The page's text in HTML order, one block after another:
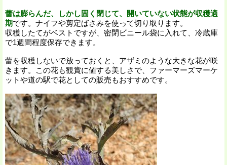
蕾は膨らんだ、しかし固く閉じて、開いていない状態が収穫適
期です。ナイフや剪定ばさみを使って切り取ります。
収穫したてがベストですが、密閉ビニール袋に入れて、冷蔵庫
で1週間程度保存できます。
蕾を収穫しないで放っておくと、アザミのような大きな花が咲
きます。この花も観賞に値する美しさで、ファーマーズマーケ
ットや道の駅で花としての販売もおすすめです。